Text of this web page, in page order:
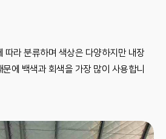
라 분류하며 색상은 다양하지만 내장
에 백색과 회색을 가장 많이 사용합니